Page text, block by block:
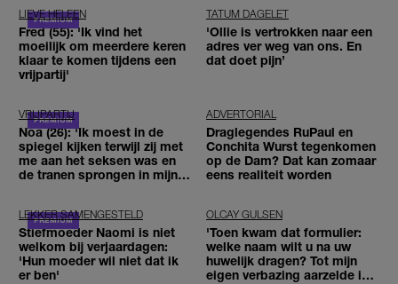
LIEVE HELEEN
Fred (55): 'Ik vind het
moeilijk om meerdere keren
klaar te komen tijdens een
vrijpartij'
TATUM DAGELET
'Ollie is vertrokken naar een
adres ver weg van ons. En
dat doet pijn’
VRIJPARTIJ
Noa (26): 'Ik moest in de
spiegel kijken terwijl zij met
me aan het seksen was en
de tranen sprongen in mijn
ADVERTORIAL
Draglegendes RuPaul en
Conchita Wurst tegenkomen
op de Dam? Dat kan zomaar
eens realiteit worden
LEKKER SAMENGESTELD
Stiefmoeder Naomi is niet
welkom bij verjaardagen:
'Hun moeder wil niet dat ik
er ben'
OLCAY GULSEN
'Toen kwam dat formulier:
welke naam wilt u na uw
huwelijk dragen? Tot mijn
eigen verbazing aarzelde ik